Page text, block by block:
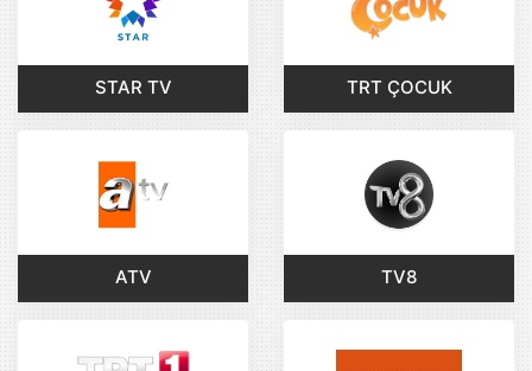
STAR TV TRT ÇOCUK
ATV TV8